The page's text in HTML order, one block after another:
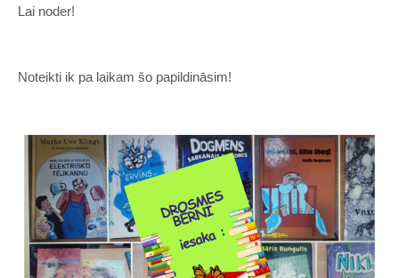
Lai noder!
Noteikti ik pa laikam šo papildināsim!